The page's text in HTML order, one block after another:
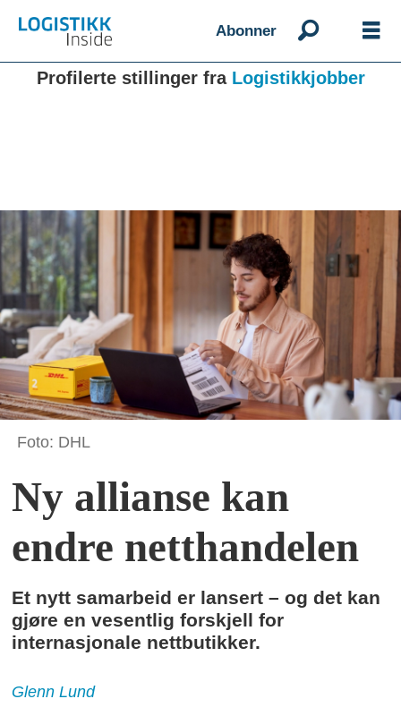
Abonner
Profilerte stillinger fra Logistikkjobber
Foto: DHL
Ny allianse kan
endre netthandelen
Et nytt samarbeid er lansert – og det kan
gjøre en vesentlig forskjell for
internasjonale nettbutikker.
Glenn Lund